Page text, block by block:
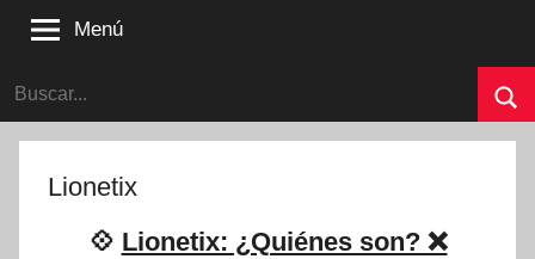
que
compartir
su
Menú
Buscar:
Lionetix
💠 Lionetix: ¿Quiénes son? ❌